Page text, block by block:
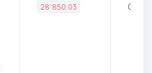
28˙850.03 0.07%